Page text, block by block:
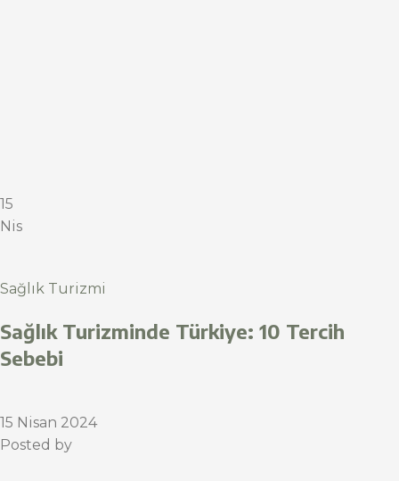
15
Nis
Sağlık Turizmi
Sağlık Turizminde Türkiye: 10 Tercih
Sebebi
15 Nisan 2024
Posted by